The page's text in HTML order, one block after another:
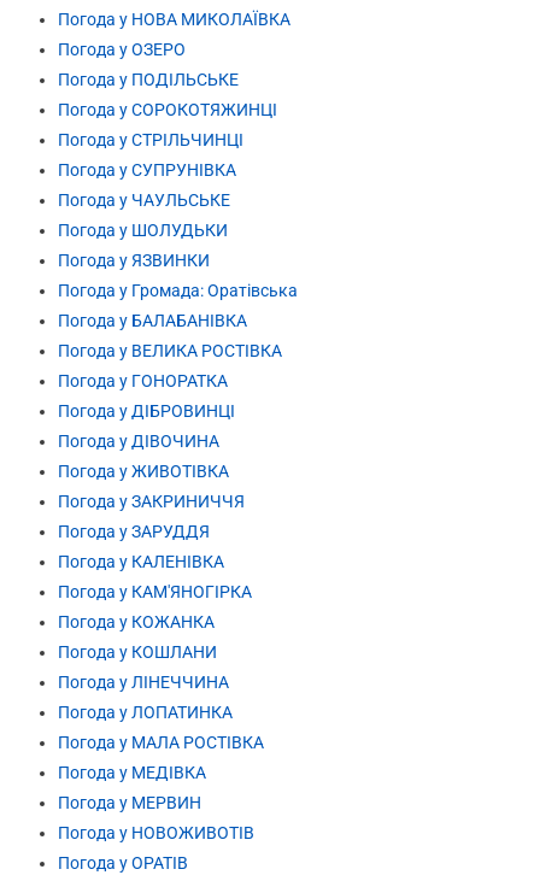
Погода у НОВА МИКОЛАЇВКА
Погода у ОЗЕРО
Погода у ПОДІЛЬСЬКЕ
Погода у СОРОКОТЯЖИНЦІ
Погода у СТРІЛЬЧИНЦІ
Погода у СУПРУНІВКА
Погода у ЧАУЛЬСЬКЕ
Погода у ШОЛУДЬКИ
Погода у ЯЗВИНКИ
Погода у Громада: Оратівська
Погода у БАЛАБАНІВКА
Погода у ВЕЛИКА РОСТІВКА
Погода у ГОНОРАТКА
Погода у ДІБРОВИНЦІ
Погода у ДІВОЧИНА
Погода у ЖИВОТІВКА
Погода у ЗАКРИНИЧЧЯ
Погода у ЗАРУДДЯ
Погода у КАЛЕНІВКА
Погода у КАМ'ЯНОГІРКА
Погода у КОЖАНКА
Погода у КОШЛАНИ
Погода у ЛІНЕЧЧИНА
Погода у ЛОПАТИНКА
Погода у МАЛА РОСТІВКА
Погода у МЕДІВКА
Погода у МЕРВИН
Погода у НОВОЖИВОТІВ
Погода у ОРАТІВ